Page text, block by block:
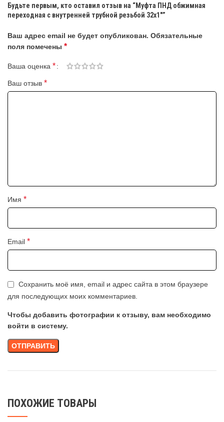
Будьте первым, кто оставил отзыв на “Муфта ПНД обжимная
переходная с внутренней трубной резьбой 32х1″”
Ваш адрес email не будет опубликован. Обязательные
поля помечены *
Ваша оценка *
Ваш отзыв *
Имя *
Email *
Сохранить моё имя, email и адрес сайта в этом браузере
для последующих моих комментариев.
Чтобы добавить фотографии к отзыву, вам необходимо
войти в систему.
ПОХОЖИЕ ТОВАРЫ